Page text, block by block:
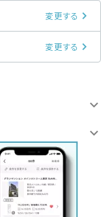
変更する
変更する